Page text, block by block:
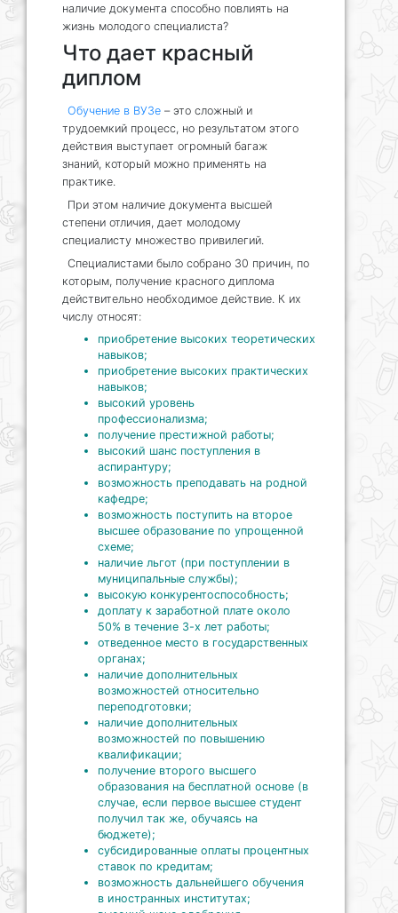
наличие документа способно повлиять на
жизнь молодого специалиста?
Что дает красный
диплом
Обучение в ВУЗе – это сложный и
трудоемкий процесс, но результатом этого
действия выступает огромный багаж
знаний, который можно применять на
практике.
При этом наличие документа высшей
степени отличия, дает молодому
специалисту множество привилегий.
Специалистами было собрано 30 причин, по
которым, получение красного диплома
действительно необходимое действие. К их
числу относят:
приобретение высоких теоретических
навыков;
приобретение высоких практических
навыков;
высокий уровень
профессионализма;
получение престижной работы;
высокий шанс поступления в
аспирантуру;
возможность преподавать на родной
кафедре;
возможность поступить на второе
высшее образование по упрощенной
схеме;
наличие льгот (при поступлении в
муниципальные службы);
высокую конкурентоспособность;
доплату к заработной плате около
50% в течение 3-х лет работы;
отведенное место в государственных
органах;
наличие дополнительных
возможностей относительно
переподготовки;
наличие дополнительных
возможностей по повышению
квалификации;
получение второго высшего
образования на бесплатной основе (в
случае, если первое высшее студент
получил так же, обучаясь на
бюджете);
субсидированные оплаты процентных
ставок по кредитам;
возможность дальнейшего обучения
в иностранных институтах;